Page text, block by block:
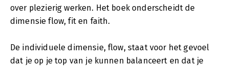
over plezierig werken. Het boek onderscheidt de
dimensie flow, fit en faith.
De individuele dimensie, flow, staat voor het gevoel
dat je op je top van je kunnen balanceert en dat je